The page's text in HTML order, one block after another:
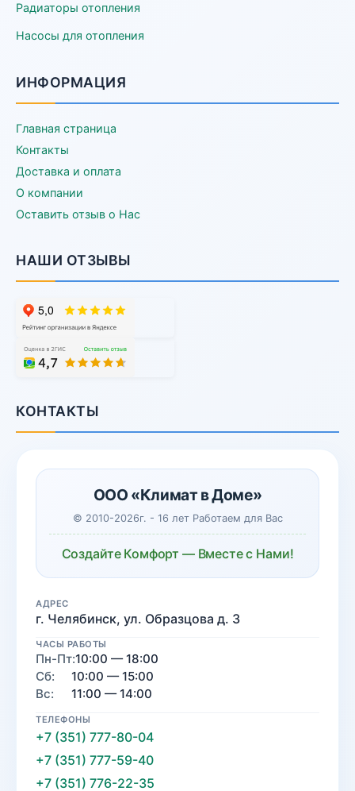
Радиаторы отопления
Насосы для отопления
ИНФОРМАЦИЯ
Главная страница
Контакты
Доставка и оплата
О компании
Оставить отзыв о Нас
НАШИ ОТЗЫВЫ
КОНТАКТЫ
ООО «Климат в Доме»
© 2010-2026г. - 16 лет Работаем для Вас
Создайте Комфорт — Вместе с Нами!
АДРЕС
г. Челябинск, ул. Образцова д. 3
ЧАСЫ РАБОТЫ
Пн-Пт:10:00 — 18:00
Сб:
10:00 — 15:00
Вс:
11:00 — 14:00
ТЕЛЕФОНЫ
+7 (351) 777-80-04
+7 (351) 777-59-40
+7 (351) 776-22-35